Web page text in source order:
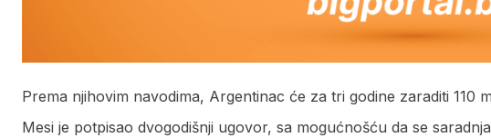
Prema njihovim navodima, Argentinac će za tri godine zaraditi 110
Mesi je potpisao dvogodišnji ugovor, sa mogućnošću da se